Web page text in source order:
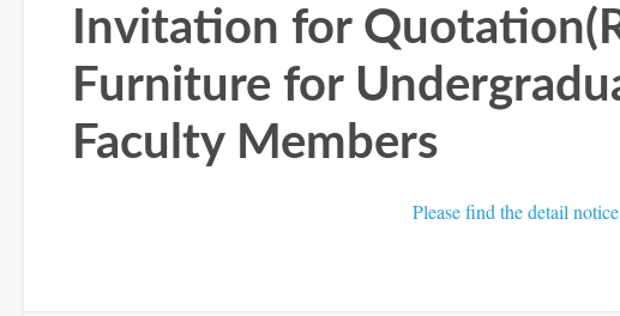
Invitation for
Furniture for
Faculty Members
Please find the detail notice